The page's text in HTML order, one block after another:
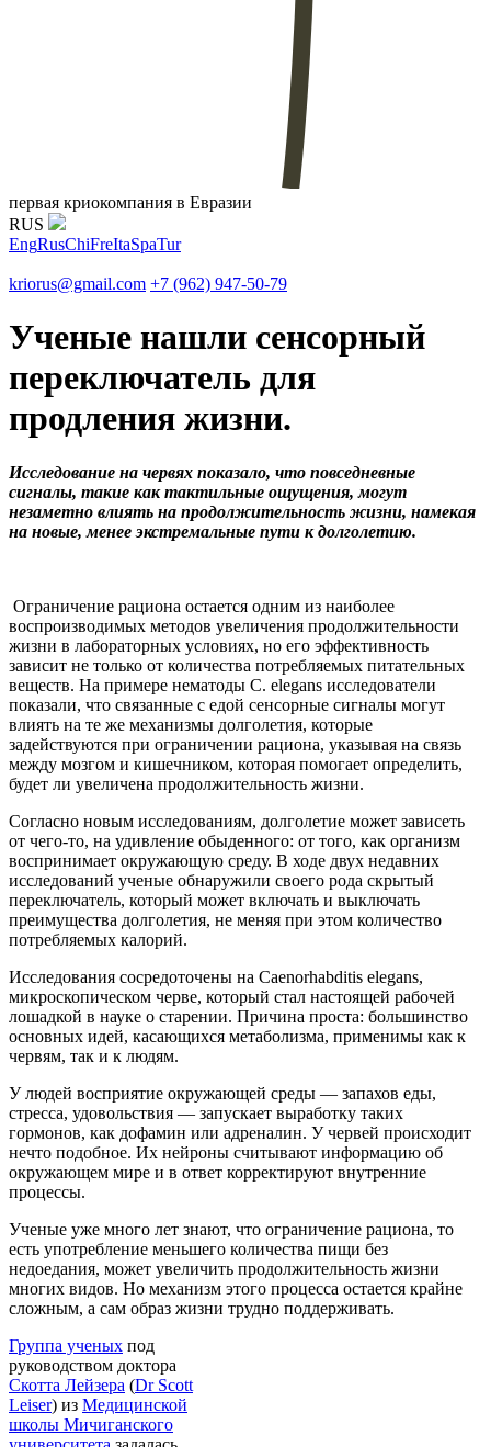
первая криокомпания в Евразии
RUS
EngRusChiFreItaSpaTur
kriorus@gmail.com +7 (962) 947-50-79
Ученые нашли сенсорный
переключатель для
продления жизни.
Исследование на червях показало, что повседневные
сигналы, такие как тактильные ощущения, могут
незаметно влиять на продолжительность жизни, намекая
на новые, менее экстремальные пути к долголетию.
Ограничение рациона остается одним из наиболее
воспроизводимых методов увеличения продолжительности
жизни в лабораторных условиях, но его эффективность
зависит не только от количества потребляемых питательных
веществ. На примере нематоды C. elegans исследователи
показали, что связанные с едой сенсорные сигналы могут
влиять на те же механизмы долголетия, которые
задействуются при ограничении рациона, указывая на связь
между мозгом и кишечником, которая помогает определить,
будет ли увеличена продолжительность жизни.
Согласно новым исследованиям, долголетие может зависеть
от чего-то, на удивление обыденного: от того, как организм
воспринимает окружающую среду. В ходе двух недавних
исследований ученые обнаружили своего рода скрытый
переключатель, который может включать и выключать
преимущества долголетия, не меняя при этом количество
потребляемых калорий.
Исследования сосредоточены на Caenorhabditis elegans,
микроскопическом черве, который стал настоящей рабочей
лошадкой в науке о старении. Причина проста: большинство
основных идей, касающихся метаболизма, применимы как к
червям, так и к людям.
У людей восприятие окружающей среды — запахов еды,
стресса, удовольствия — запускает выработку таких
гормонов, как дофамин или адреналин. У червей происходит
нечто подобное. Их нейроны считывают информацию об
окружающем мире и в ответ корректируют внутренние
процессы.
Ученые уже много лет знают, что ограничение рациона, то
есть употребление меньшего количества пищи без
недоедания, может увеличить продолжительность жизни
многих видов. Но механизм этого процесса остается крайне
сложным, а сам образ жизни трудно поддерживать.
Группа ученых под
руководством доктора
Скотта Лейзера (Dr Scott
Leiser) из Медицинской
школы Мичиганского